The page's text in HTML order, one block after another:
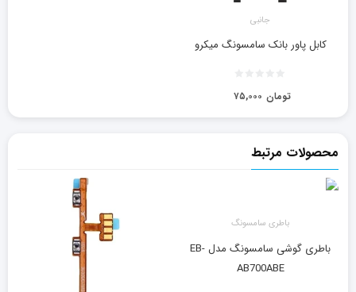
جانبی
کابل پاور بانک سامسونگ میکرو
۷۵,۰۰۰ تومان
محصولات مرتبط
باطری سامسونگ
باطری گوشی سامسونگ مدل EB-
AB700ABE